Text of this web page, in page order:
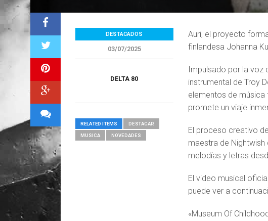
Auri, el proyecto
finlandesa Johanna
Impulsado por la voz
instrumental de Troy
elementos de música
promete un viaje
El proceso creativo
maestra de
melodías y letras
El video musical
puede ver a
«Museum Of
DESTACADOS
03/07/2025
DELTA 80
RELATED ITEMS DESTACAR
MUSICA NOVEDADES